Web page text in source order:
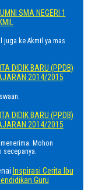
SMA NEGERI 1
juga ke Akmil ya mas
DIDIK BARU (PPDB)
2014/2015
DIDIK BARU (PPDB)
2014/2015
Mohon
secepanya.
Inspirasi Cerita Ibu
Guru